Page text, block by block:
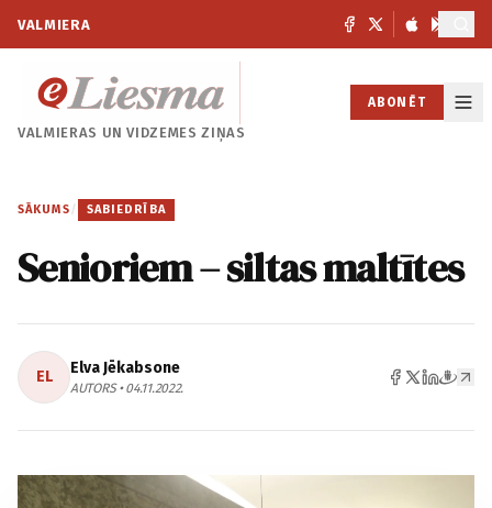
VALMIERA
VALMIERAS UNVIDZEMES ZIŅAS
ABONĒT
SĀKUMS / SABIEDRĪBA
Senioriem – siltas maltītes
EL Elva Jēkabsone
AUTORS • 04.11.2022.